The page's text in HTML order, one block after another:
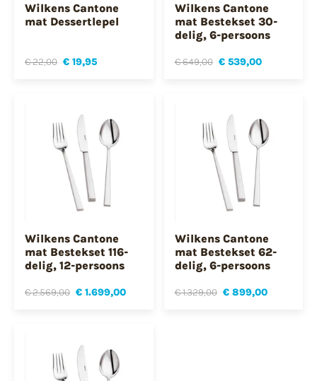
Wilkens Cantone
mat Dessertlepel
€ 22,00 € 19,95
Wilkens Cantone
mat Bestekset 30-
delig, 6-persoons
€ 649,00 € 539,00
Wilkens Cantone
mat Bestekset 116-
delig, 12-persoons
€ 2.569,00 € 1.699,00
Wilkens Cantone
mat Bestekset 62-
delig, 6-persoons
€ 1.329,00 € 899,00